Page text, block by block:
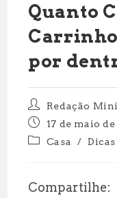
Quanto
Carrinho
por
Autor
do
post:
Redação
Post
publicado:
17 de maio
Categoria
Casa / Dicas
Compartilhe: